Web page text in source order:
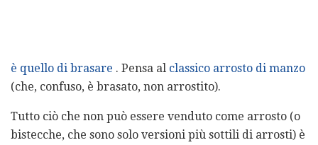
è quello di brasare . Pensa al classico arrosto di manzo
(che, confuso, è brasato, non arrostito).
Tutto ciò che non può essere venduto come arrosto (o
bistecche, che sono solo versioni più sottili di arrosti) è